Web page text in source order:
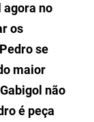
agora no
os
se
maior
não
é peça